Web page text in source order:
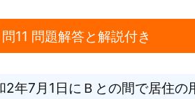
11 問題解答と解説付き
2年7月1日にＢとの間で居住の